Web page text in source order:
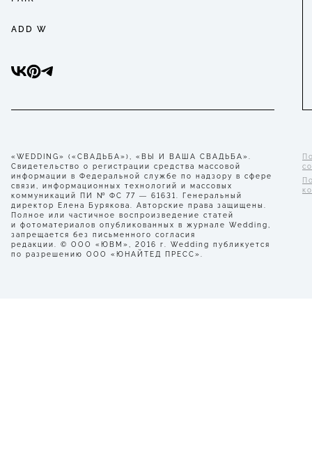
ADD W
«WEDDING» («СВАДЬБА»), «ВЫ И ВАША СВАДЬБА».
Свидетельство о регистрации средства массовой
информации в Федеральной службе по надзору в сфере
связи, информационных технологий и массовых
коммуникаций ПИ № ФС 77 — 61631. Генеральный
директор Елена Бурякова. Авторские права защищены.
Полное или частичное воспроизведение статей
и фотоматериалов опубликованных в журнале Wedding,
запрещается без письменного согласия
редакции. © ООО «ЮВМ», 2016 г. Wedding публикуется
по разрешению ООО «ЮНАЙТЕД ПРЕСС».